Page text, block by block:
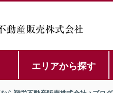
エリアから探す